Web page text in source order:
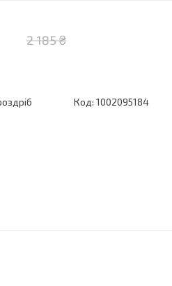
2 185 ₴
Код: 1002095184